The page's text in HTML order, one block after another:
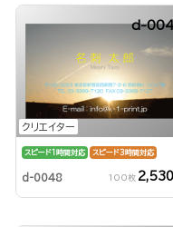
クリエイター
d-
スピード1時間対応 スピード3時間対応
d-0048 100枚 2,530